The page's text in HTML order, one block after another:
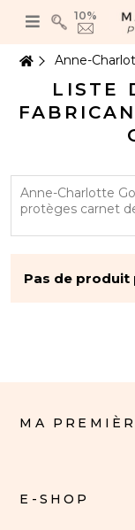
10%
Anne-
LISTE
Anne-Charlotte
protèges carnet
Pas de
MA
E-SHOP
Panneau de gestion